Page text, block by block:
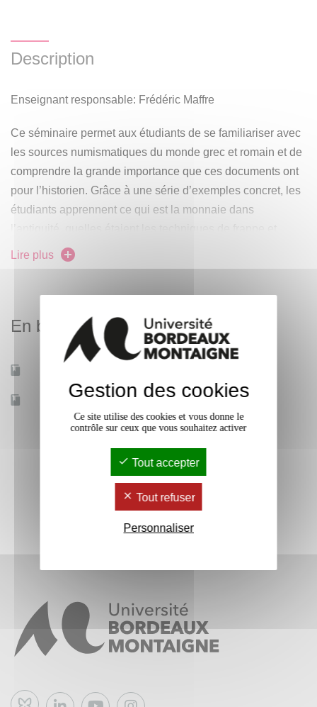
Description
Enseignant responsable: Frédéric Maffre
Ce séminaire permet aux étudiants de se familiariser avec
les sources numismatiques du monde grec et romain et de
comprendre la grande importance que ces documents ont
pour l’historien. Grâce à une série d’exemples concret, les
étudiants apprennent ce qui est la monnaie dans
quelles sont les typologies monétaires principales.
Lire plus
En bref
Accessible à distance Non
Gestion des cookies
Ce site utilise des cookies et vous donne le
contrôle sur ceux que vous souhaitez activer
Tout accepter
Tout refuser
Personnaliser